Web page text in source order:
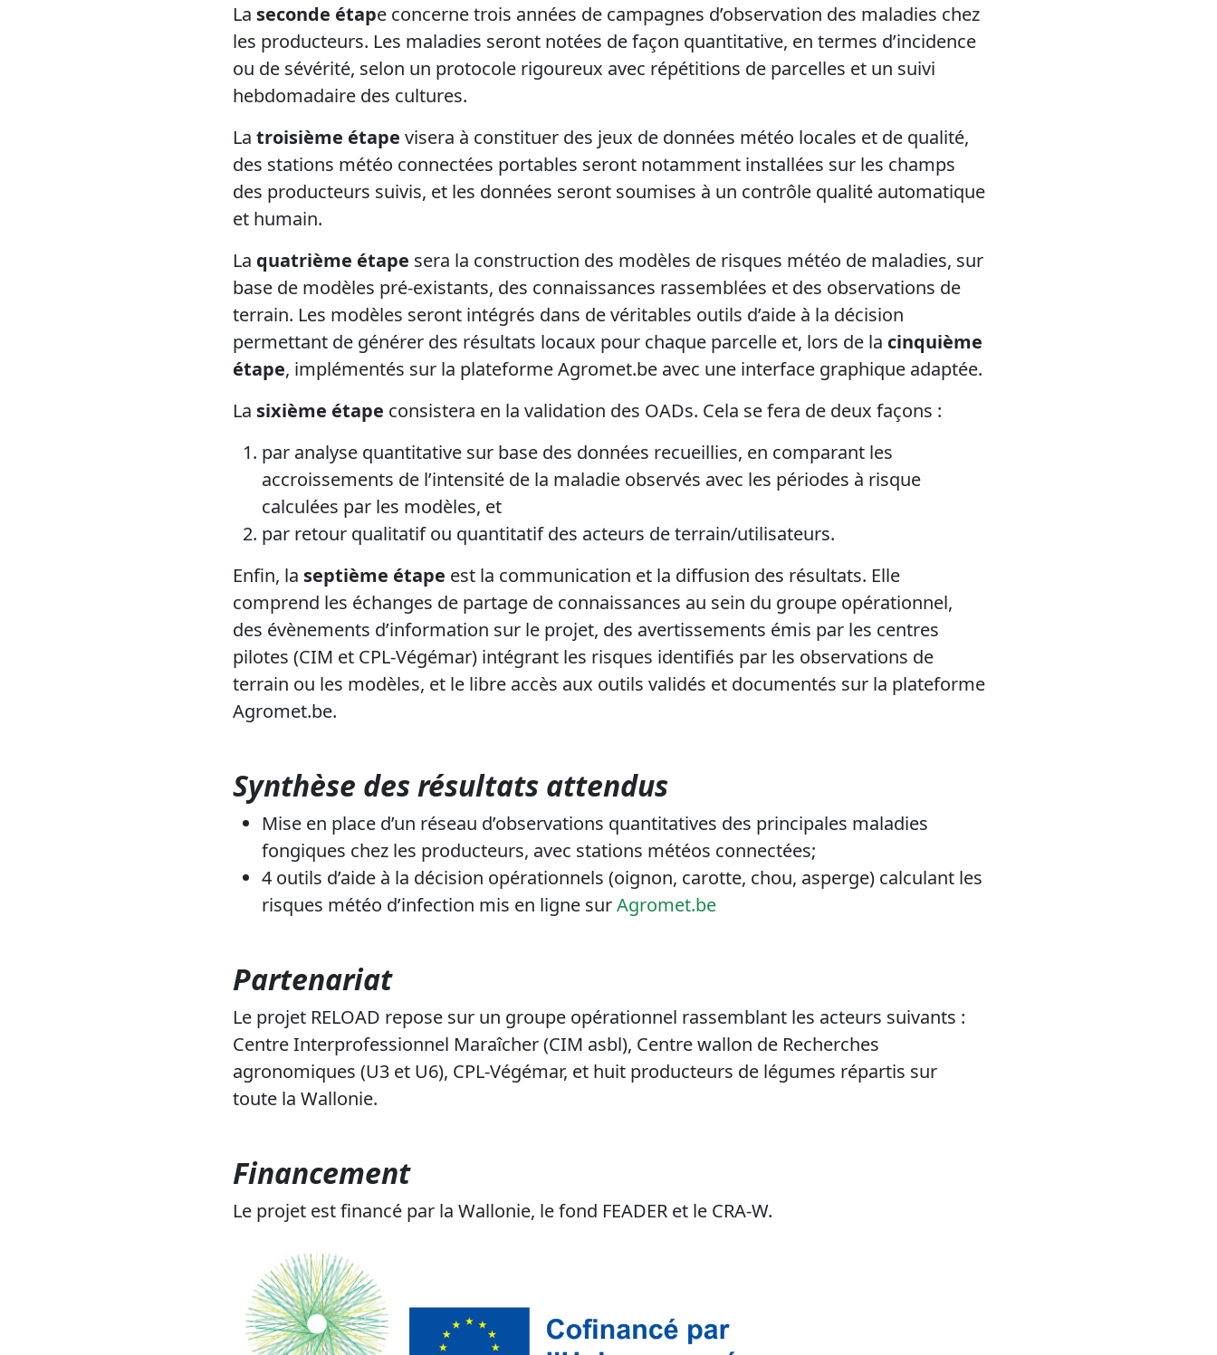
La seconde étape concerne trois années de campagnes d’observation des maladies chez
les producteurs. Les maladies seront notées de façon quantitative, en termes d’incidence
ou de sévérité, selon un protocole rigoureux avec répétitions de parcelles et un suivi
hebdomadaire des cultures.
La troisième étape visera à constituer des jeux de données météo locales et de qualité,
des stations météo connectées portables seront notamment installées sur les champs
des producteurs suivis, et les données seront soumises à un contrôle qualité automatique
et humain.
La quatrième étape sera la construction des modèles de risques météo de maladies, sur
base de modèles pré-existants, des connaissances rassemblées et des observations de
terrain. Les modèles seront intégrés dans de véritables outils d’aide à la décision
permettant de générer des résultats locaux pour chaque parcelle et, lors de la cinquième
étape, implémentés sur la plateforme Agromet.be avec une interface graphique adaptée.
La sixième étape consistera en la validation des OADs. Cela se fera de deux façons :
par analyse quantitative sur base des données recueillies, en comparant les
accroissements de l’intensité de la maladie observés avec les périodes à risque
calculées par les modèles, et
par retour qualitatif ou quantitatif des acteurs de terrain/utilisateurs.
Enfin, la septième étape est la communication et la diffusion des résultats. Elle
comprend les échanges de partage de connaissances au sein du groupe opérationnel,
des évènements d’information sur le projet, des avertissements émis par les centres
pilotes (CIM et CPL-Végémar) intégrant les risques identifiés par les observations de
terrain ou les modèles, et le libre accès aux outils validés et documentés sur la plateforme
Agromet.be.
Synthèse des résultats attendus
Mise en place d’un réseau d’observations quantitatives des principales maladies
fongiques chez les producteurs, avec stations météos connectées;
4 outils d’aide à la décision opérationnels (oignon, carotte, chou, asperge) calculant les
risques météo d’infection mis en ligne surAgromet.be
Partenariat
Le projet RELOAD repose sur un groupe opérationnel rassemblant les acteurs suivants :
Centre Interprofessionnel Maraîcher (CIM asbl), Centre wallon de Recherches
agronomiques (U3 et U6), CPL-Végémar, et huit producteurs de légumes répartis sur
toute la Wallonie.
Financement
Le projet est financé par la Wallonie, le fond FEADER et le CRA-W.